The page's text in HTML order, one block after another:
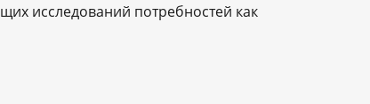
исследований потребностей как